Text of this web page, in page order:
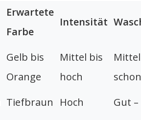
Erwartete
Farbe
Intensität
Gelb bis
Orange
Mittel bis
hoch
Tiefbraun Hoch Gut